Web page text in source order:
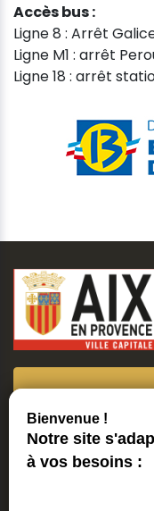
Accès bus :
Ligne 8 : Arrêt
Ligne M1 : arrêt
Ligne 18 : arrêt
Suivre